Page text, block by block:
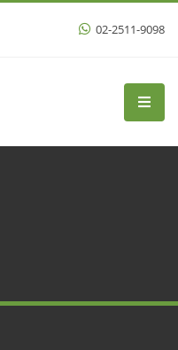
02-2511-9098